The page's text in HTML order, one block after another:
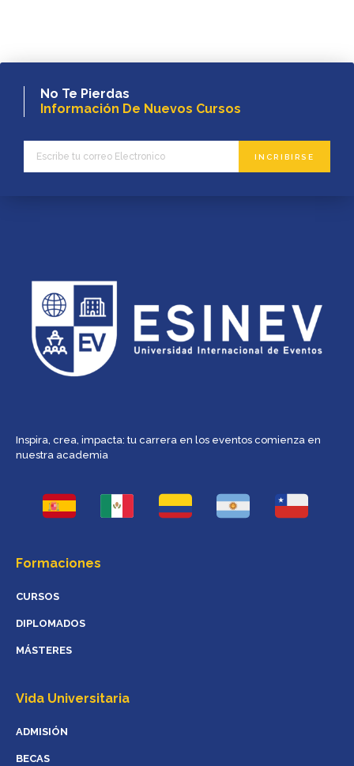
No Te Pierdas
Información De Nuevos Cursos
INCRIBIRSE
Inspira, crea, impacta: tu carrera en los eventos comienza en
nuestra academia
Formaciones
CURSOS
DIPLOMADOS
MÁSTERES
Vida Universitaria
ADMISIÓN
BECAS